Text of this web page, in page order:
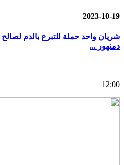
2023-10-19
شريان واحد حملة للتبرع بالدم
دمنهور ...
12:00